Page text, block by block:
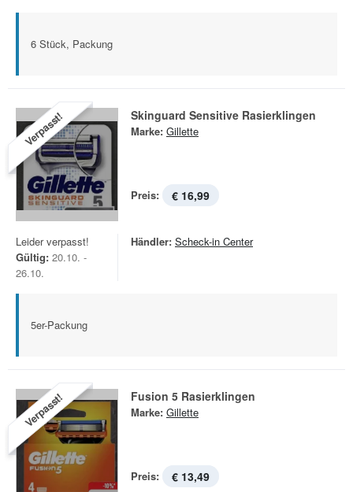
6 Stück, Packung
Verpasst! Skinguard Sensitive Rasierklingen
Marke: Gillette
Preis: € 16,99
Leider verpasst!
Gültig: 20.10. -
26.10.
Händler: Scheck-in Center
5er-Packung
Verpasst! Fusion 5 Rasierklingen
Marke: Gillette
Preis: € 13,49